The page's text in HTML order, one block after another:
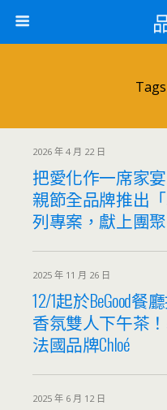
2026 年 4 月 22 日
把愛化作一席家
親節全品牌推出
列專案，獻上團
2025 年 11 月 26 日
12/1起於BeGood餐
香氛雙人下午茶
法國品牌Chloé
2025 年 6 月 12 日